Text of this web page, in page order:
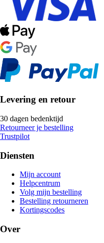
Levering en retour
30 dagen bedenktijd
Retourneer je bestelling
Trustpilot
Diensten
Mijn account
Helpcentrum
Volg mijn bestelling
Bestelling retourneren
Kortingscodes
Over